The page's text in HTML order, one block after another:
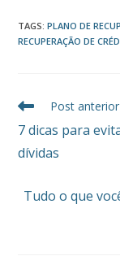
TAGS:PLANO DE
RECUPERAÇÃO DE
Post anterior
7 dicas para
dívidas
Tudo o que